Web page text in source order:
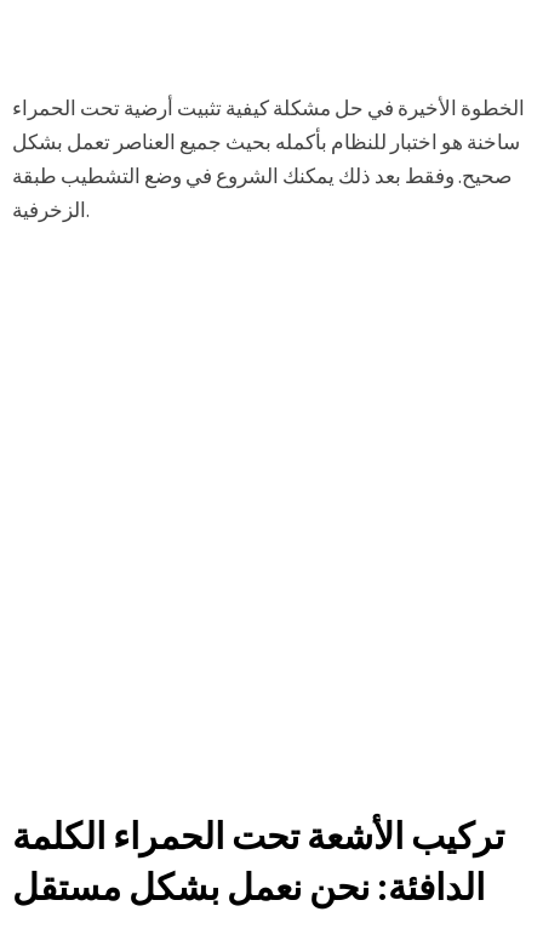
الخطوة الأخيرة في حل مشكلة كيفية تثبيت أرضية تحت الحمراء
ساخنة هو اختبار للنظام بأكمله بحيث جميع العناصر تعمل بشكل
صحيح. وفقط بعد ذلك يمكنك الشروع في وضع التشطيب طبقة
الزخرفية.
تركيب الأشعة تحت الحمراء الكلمة
الدافئة: نحن نعمل بشكل مستقل